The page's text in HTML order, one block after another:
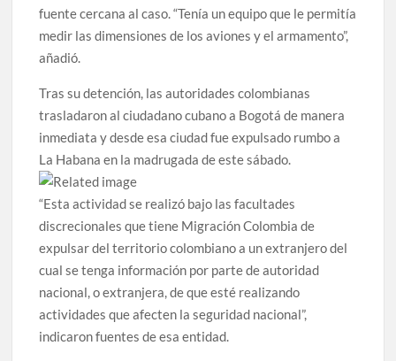
fuente cercana al caso. “Tenía un equipo que le permitía
medir las dimensiones de los aviones y el armamento”,
añadió.
Tras su detención, las autoridades colombianas
trasladaron al ciudadano cubano a Bogotá de manera
inmediata y desde esa ciudad fue expulsado rumbo a
La Habana en la madrugada de este sábado.
“Esta actividad se realizó bajo las facultades
discrecionales que tiene Migración Colombia de
expulsar del territorio colombiano a un extranjero del
cual se tenga información por parte de autoridad
nacional, o extranjera, de que esté realizando
actividades que afecten la seguridad nacional”,
indicaron fuentes de esa entidad.